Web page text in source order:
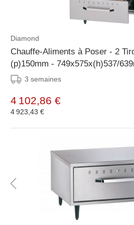
Diamond
Chauffe-Aliments à Poser - 2
(p)150mm - 749x575x(h)537/
3 semaines
4 102,86 €
4 923,43 €